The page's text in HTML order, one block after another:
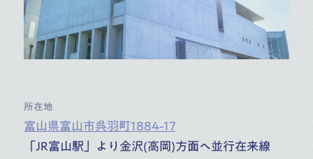
所在地
富山県富山市呉羽町1884-17
「JR富山駅」より金沢(高岡)方面へ並行在来線